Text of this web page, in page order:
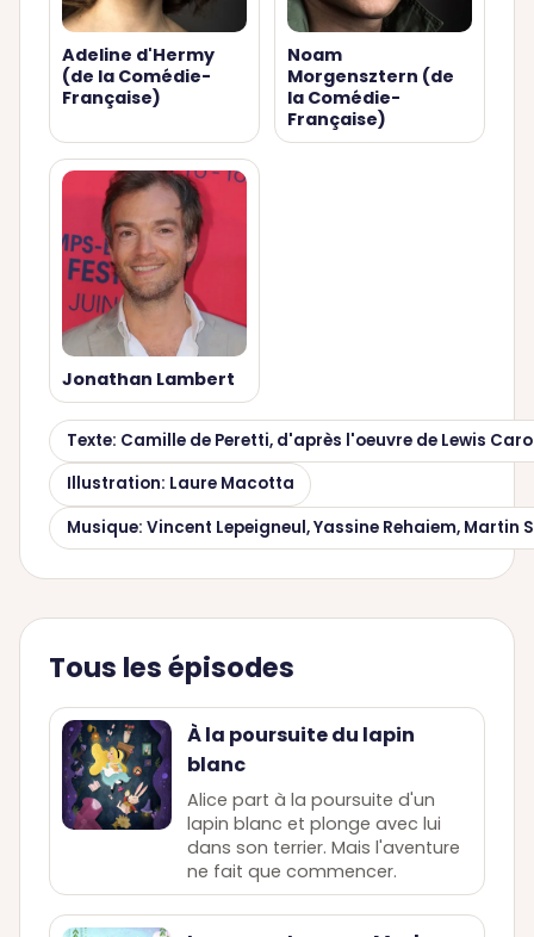
Adeline d'Hermy
(de la Comédie-
Française)
Noam
Morgensztern (de
la Comédie-
Française)
Jonathan Lambert
Texte: Camille de Peretti, d'après l'oeuvre de Lewis
Illustration: Laure Macotta
Musique: Vincent Lepeigneul, Yassine Rehaiem, Martin
Tous les épisodes
À la poursuite du lapin
blanc
Alice part à la poursuite d'un
lapin blanc et plonge avec lui
dans son terrier. Mais l'aventure
ne fait que commencer.